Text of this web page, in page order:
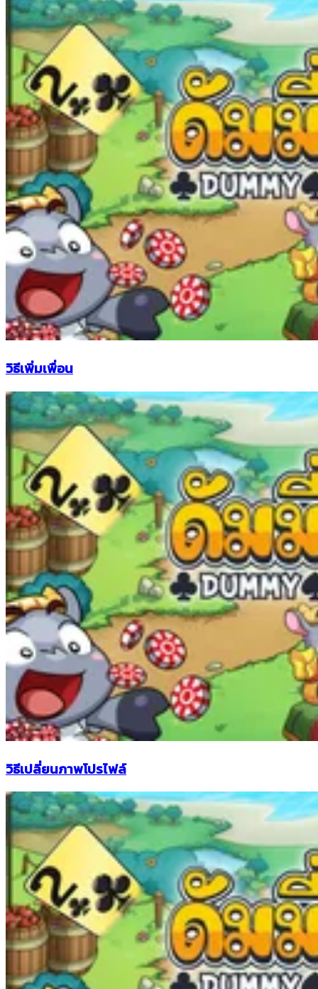
วิธีเพิ่มเพื่อน
วิธีเปลี่ยนภาพโปรไฟล์